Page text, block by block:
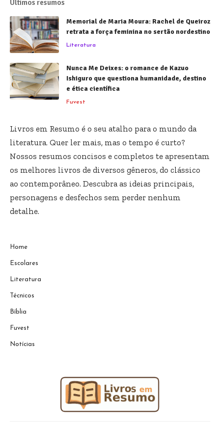
Últimos resumos
Memorial de Maria Moura: Rachel de Queiroz
retrata a força feminina no sertão nordestino
Literatura
Nunca Me Deixes: o romance de Kazuo
Ishiguro que questiona humanidade, destino
e ética científica
Fuvest
Livros em Resumo é o seu atalho para o mundo da
literatura. Quer ler mais, mas o tempo é curto?
Nossos resumos concisos e completos te apresentam
os melhores livros de diversos gêneros, do clássico
ao contemporâneo. Descubra as ideias principais,
personagens e desfechos sem perder nenhum
detalhe.
Home
Escolares
Literatura
Técnicos
Bíblia
Fuvest
Notícias